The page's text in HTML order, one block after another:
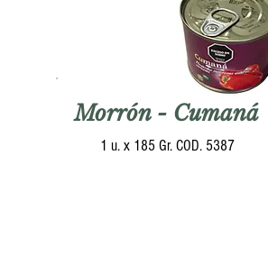
Morrón - Cumaná
1 u. x 185 Gr. COD. 5387